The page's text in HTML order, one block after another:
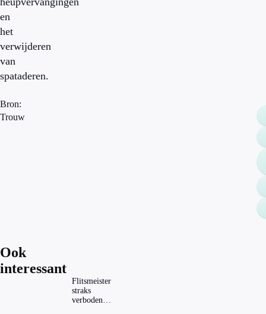
en
het
verwijderen
van
spataderen.
Bron:
Trouw
Ook
interessant
Flitsmeister
straks
verboden?